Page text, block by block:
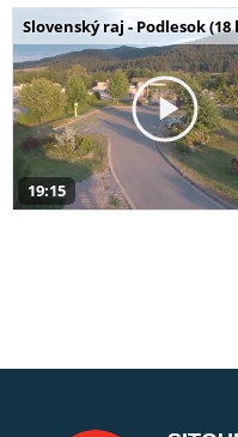
Slovenský raj - Podlesok (18
19:15